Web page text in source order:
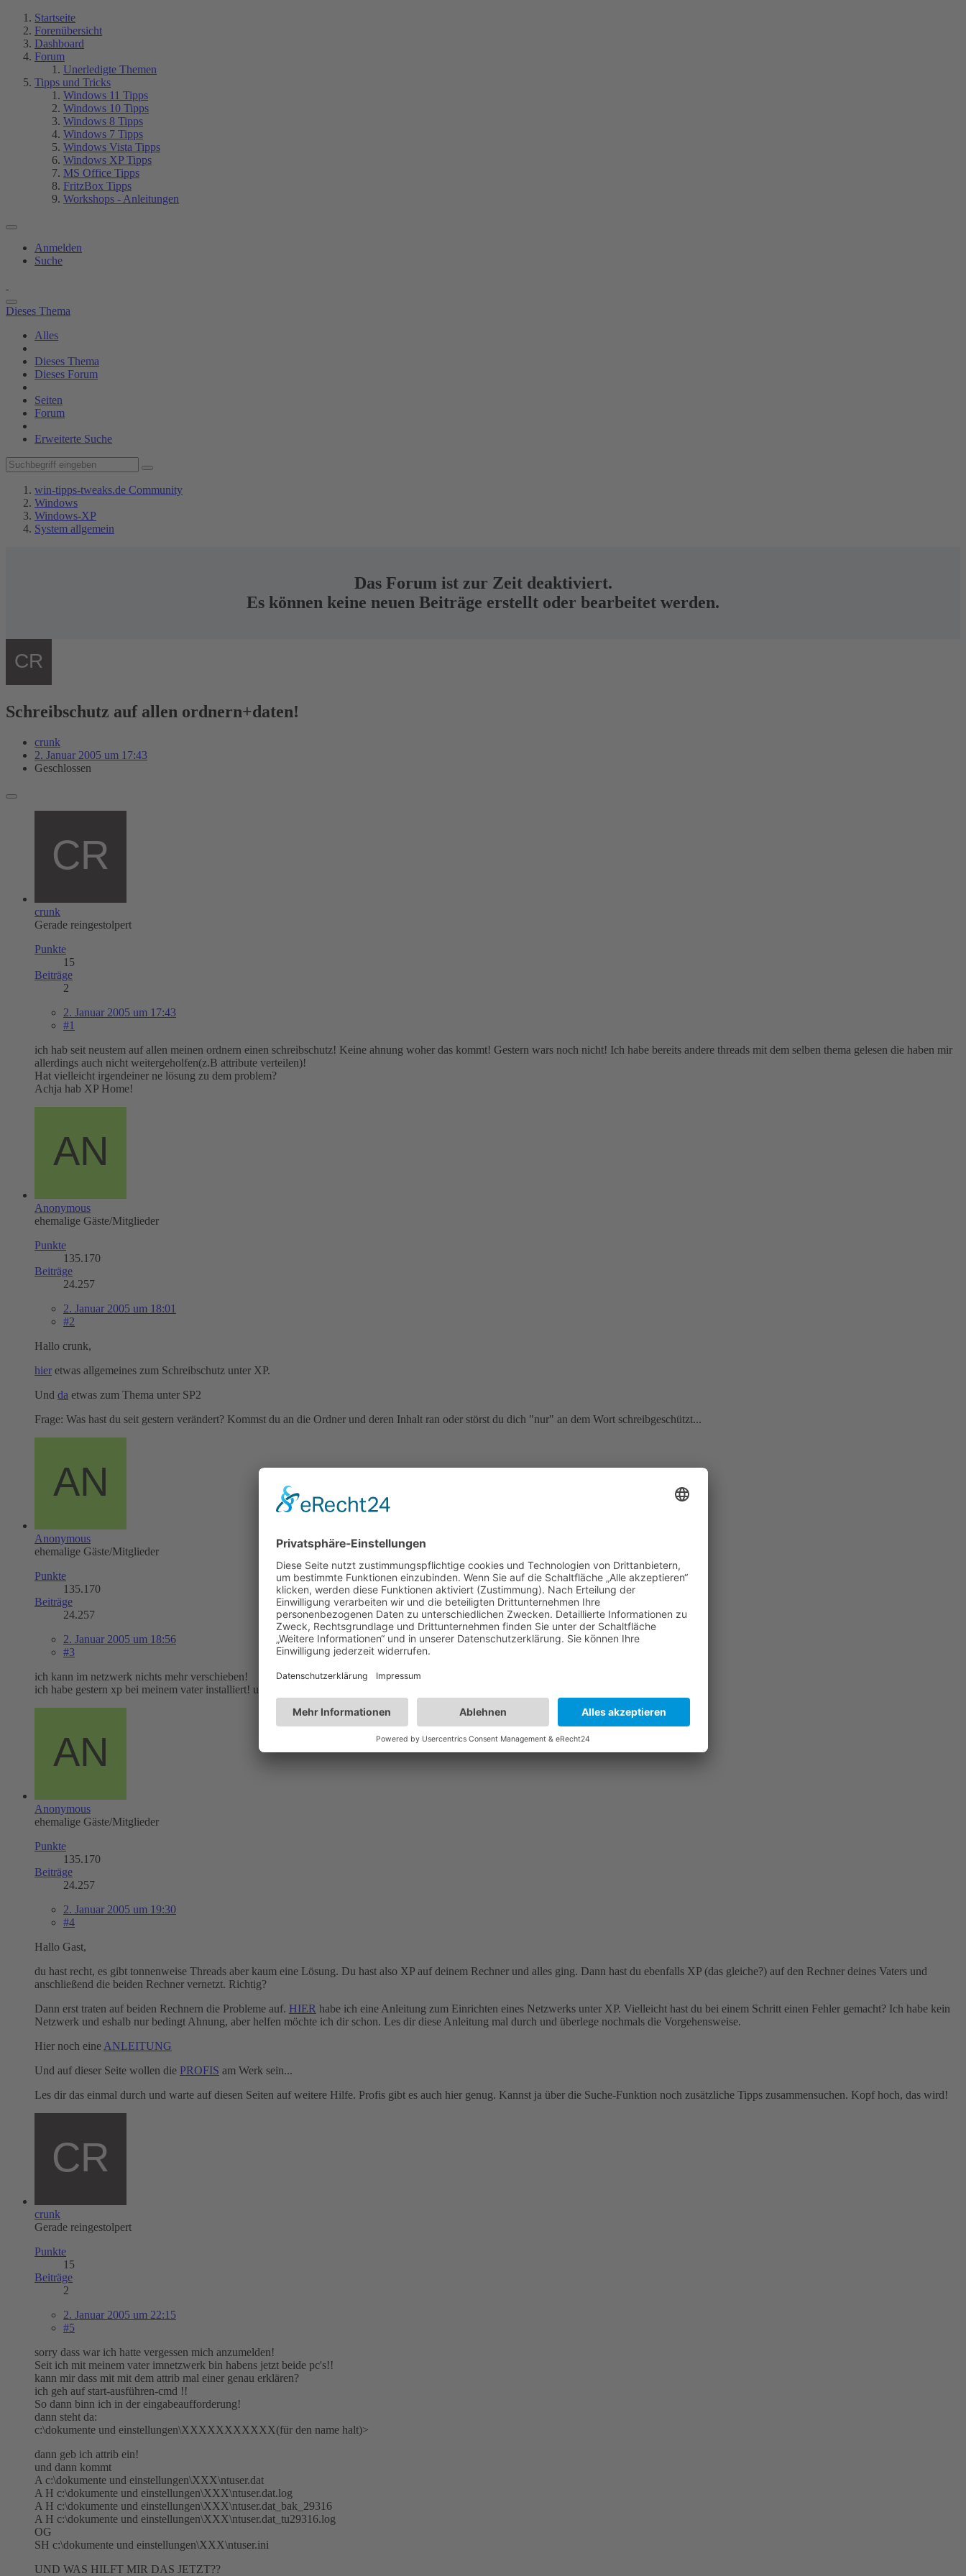
Startseite
Forenübersicht
Dashboard
Forum
Unerledigte Themen
Tipps und Tricks
Windows 11 Tipps
Windows 10 Tipps
Windows 8 Tipps
Windows 7 Tipps
Windows Vista Tipps
Windows XP Tipps
MS Office Tipps
FritzBox Tipps
Workshops - Anleitungen
Anmelden
Suche
Dieses Thema
Alles
Dieses Thema
Dieses Forum
Seiten
Forum
Erweiterte Suche
win-tipps-tweaks.de Community
Windows
Windows-XP
System allgemein
Das Forum ist zur Zeit deaktiviert.
Es können keine neuen Beiträge erstellt oder bearbeitet werden.
Schreibschutz auf allen ordnern+daten!
crunk
2. Januar 2005 um 17:43
Geschlossen
crunk
Gerade reingestolpert
Punkte
15
Beiträge
2
2. Januar 2005 um 17:43
#1
ich hab seit neustem auf allen meinen ordnern einen schreibschutz! Keine ahnung woher das kommt! Gestern wars noch nicht! Ich habe bereits andere threads mit dem selben thema gelesen die haben mir
allerdings auch nicht weitergeholfen(z.B attribute verteilen)!
Hat vielleicht irgendeiner ne lösung zu dem problem?
Achja hab XP Home!
Anonymous
ehemalige Gäste/Mitglieder
Punkte
135.170
Beiträge
24.257
2. Januar 2005 um 18:01
#2
Hallo crunk,
hier etwas allgemeines zum Schreibschutz unter XP.
Und da etwas zum Thema unter SP2
Frage: Was hast du seit gestern verändert? Kommst du an die Ordner und deren Inhalt ran oder störst du dich "nur" an dem Wort schreibgeschützt...
Anonymous
ehemalige Gäste/Mitglieder
Punkte
135.170
Beiträge
24.257
2. Januar 2005 um 18:56
#3
ich kann im netzwerk nichts mehr verschieben!
ich habe gestern xp bei meinem vater installiert! und wir sind zusammen im netzwerk! Mein vater hat jetzt genau das selbe problem!
Anonymous
ehemalige Gäste/Mitglieder
Punkte
135.170
Beiträge
24.257
2. Januar 2005 um 19:30
#4
Hallo Gast,
du hast recht, es gibt tonnenweise Threads aber kaum eine Lösung. Du hast also XP auf deinem Rechner und alles ging. Dann hast du ebenfalls XP (das gleiche?) auf den Rechner deines Vaters und
anschließend die beiden Rechner vernetzt. Richtig?
Dann erst traten auf beiden Rechnern die Probleme auf. HIER habe ich eine Anleitung zum Einrichten eines Netzwerks unter XP. Vielleicht hast du bei einem Schritt einen Fehler gemacht? Ich habe kein
Netzwerk und eshalb nur bedingt Ahnung, aber helfen möchte ich dir schon. Les dir diese Anleitung mal durch und überlege nochmals die Vorgehensweise.
Hier noch eine ANLEITUNG
Und auf dieser Seite wollen die PROFIS am Werk sein...
Les dir das einmal durch und warte auf diesen Seiten auf weitere Hilfe. Profis gibt es auch hier genug. Kannst ja über die Suche-Funktion noch zusätzliche Tipps zusammensuchen. Kopf hoch, das wird!
crunk
Gerade reingestolpert
Punkte
15
Beiträge
2
2. Januar 2005 um 22:15
#5
sorry dass war ich hatte vergessen mich anzumelden!
Seit ich mit meinem vater imnetzwerk bin habens jetzt beide pc's!!
kann mir dass mit mit dem attrib mal einer genau erklären?
ich geh auf start-ausführen-cmd !!
So dann binn ich in der eingabeaufforderung!
dann steht da:
c:\dokumente und einstellungen\XXXXXXXXXXX(für den name halt)>
dann geb ich attrib ein!
und dann kommt
A c:\dokumente und einstellungen\XXX\ntuser.dat
A H c:\dokumente und einstellungen\XXX\ntuser.dat.log
A H c:\dokumente und einstellungen\XXX\ntuser.dat_bak_29316
A H c:\dokumente und einstellungen\XXX\ntuser.dat_tu29316.log
OG
SH c:\dokumente und einstellungen\XXX\ntuser.ini
UND WAS HILFT MIR DAS JETZT??